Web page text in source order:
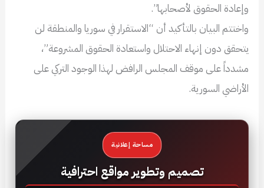
وإعادة الحقوق لأصحابها”.
واختتم البيان بالتأكيد أن “الاستقرار في سوريا والمنطقة لن
يتحقق دون إنهاء الاحتلال واستعادة الحقوق المشروعة”،
مشدداً على موقف المجلس الرافض لهذا الوجود التركي على
الأراضي السورية.
مساحة إعلانية
تصميم وتطوير مواقع احترافية